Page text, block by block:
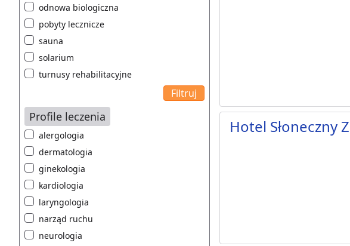
odnowa biologiczna
pobyty lecznicze
sauna
solarium
turnusy rehabilitacyjne
Profile leczenia
alergologia
dermatologia
ginekologia
kardiologia
laryngologia
narząd ruchu
neurologia
Hotel Słoneczny